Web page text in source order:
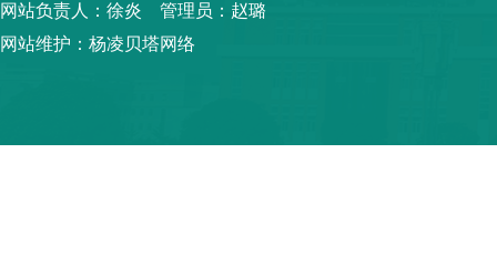
网站负责人：徐炎 管理员：赵璐
网站维护：杨凌贝塔网络